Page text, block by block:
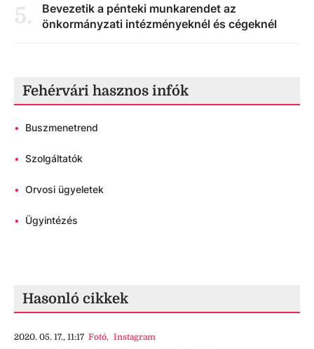
5.
Bevezetik a pénteki munkarendet az
önkormányzati intézményeknél és cégeknél
Fehérvári hasznos infók
• Buszmenetrend
• Szolgáltatók
• Orvosi ügyeletek
• Ügyintézés
Hasonló cikkek
2020. 05. 17., 11:17 Fotó, Instagram